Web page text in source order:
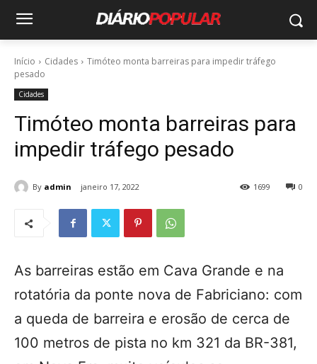
Início Cidades
Timóteo monta barreiras para impedir tráfego
pesado
Cidades
Timóteo monta barreiras para
impedir tráfego pesado
By admin janeiro 17, 2022 0
1699
As barreiras estão em Cava Grande e na
rotatória da ponte nova de Fabriciano: com
a queda de barreira e erosão de cerca de
100 metros de pista no km 321 da BR-381,